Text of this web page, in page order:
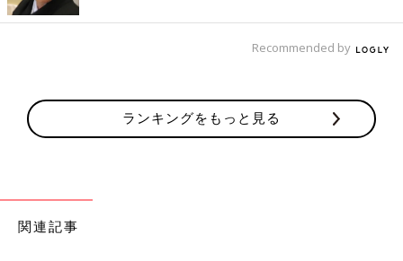
Recommended by
ランキングをもっと見る
関連記事